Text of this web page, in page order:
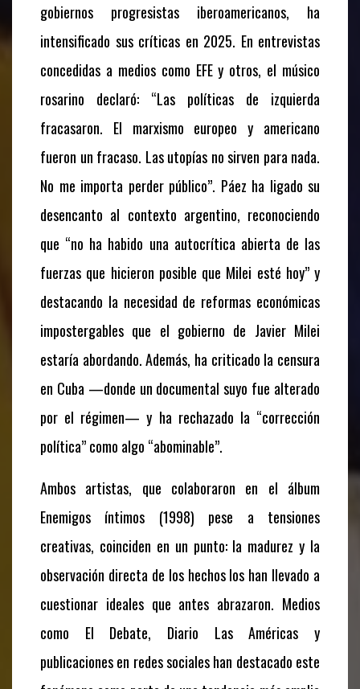
gobiernos progresistas iberoamericanos, ha
intensificado sus críticas en 2025. En entrevistas
concedidas a medios como EFE y otros, el músico
rosarino declaró: “Las políticas de izquierda
fracasaron. El marxismo europeo y americano
fueron un fracaso. Las utopías no sirven para nada.
No me importa perder público”. Páez ha ligado su
desencanto al contexto argentino, reconociendo
que “no ha habido una autocrítica abierta de las
fuerzas que hicieron posible que Milei esté hoy” y
destacando la necesidad de reformas económicas
impostergables que el gobierno de Javier Milei
estaría abordando. Además, ha criticado la censura
en Cuba —donde un documental suyo fue alterado
por el régimen— y ha rechazado la “corrección
política” como algo “abominable”.
Ambos artistas, que colaboraron en el álbum
Enemigos íntimos (1998) pese a tensiones
creativas, coinciden en un punto: la madurez y la
observación directa de los hechos los han llevado a
cuestionar ideales que antes abrazaron. Medios
como El Debate, Diario Las Américas y
publicaciones en redes sociales han destacado este